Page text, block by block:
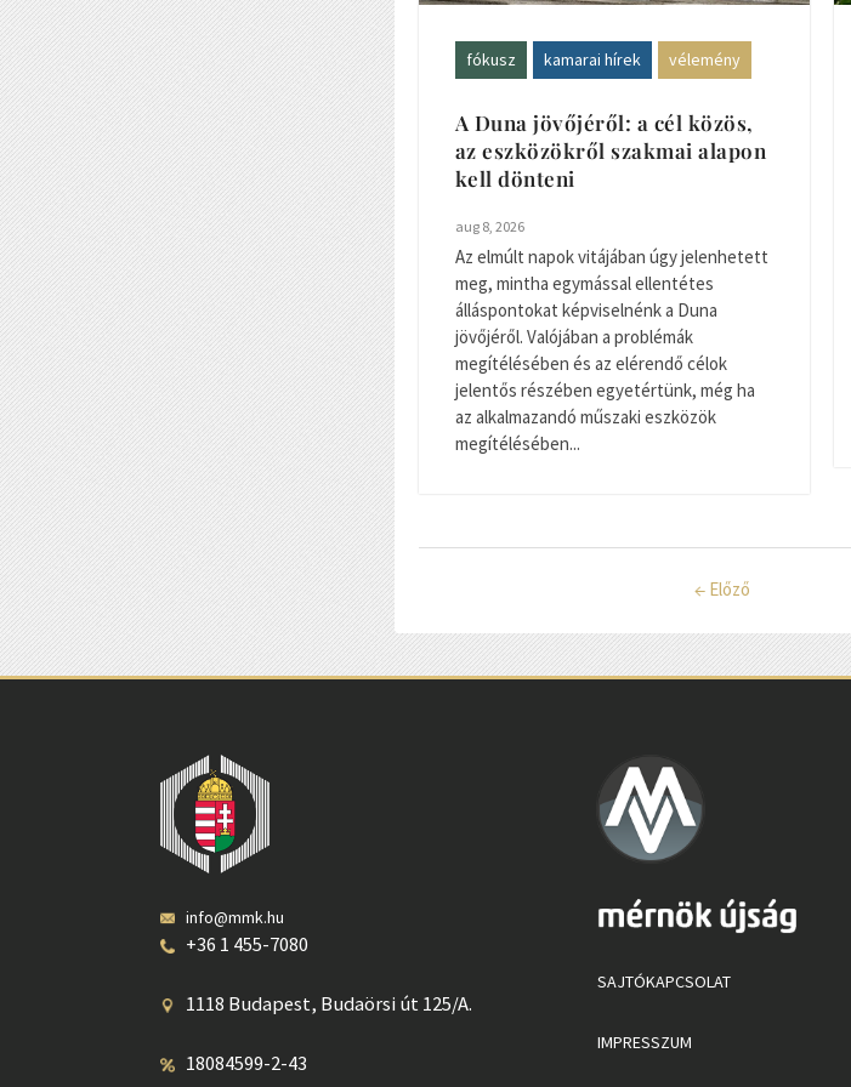
fókusz kamarai hírek vélemény
A Duna jövőjéről: a cél közös,
az eszközökről szakmai alapon
kell dönteni
aug 8, 2026
Az elmúlt napok vitájában úgy jelenhetett
meg, mintha egymással ellentétes
álláspontokat képviselnénk a Duna
jövőjéről. Valójában a problémák
megítélésében és az elérendő célok
jelentős részében egyetértünk, még ha
az alkalmazandó műszaki eszközök
megítélésében...
← Előző
info@mmk.hu
+36 1 455-7080
1118 Budapest, Budaörsi út 125/A.
18084599-2-43
SAJTÓKAPCSOLAT
IMPRESSZUM